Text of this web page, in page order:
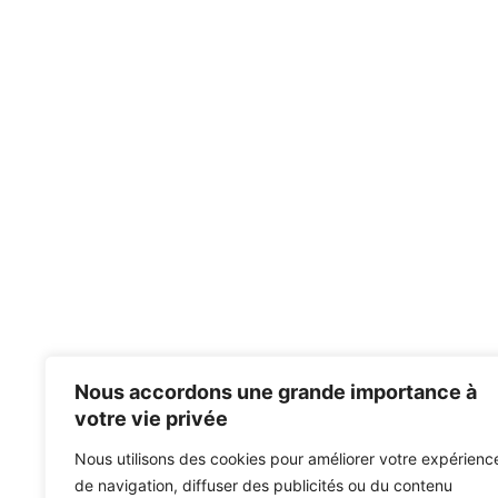
Nous accordons une grande importance à
votre vie privée
Nous utilisons des cookies pour améliorer votre
de navigation, diffuser des publicités ou du contenu